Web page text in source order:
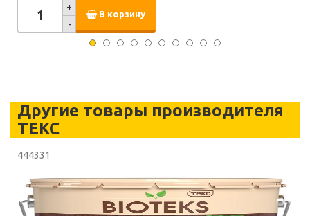
+
-
В корзину
Другие товары производителя
ТЕКС
444331